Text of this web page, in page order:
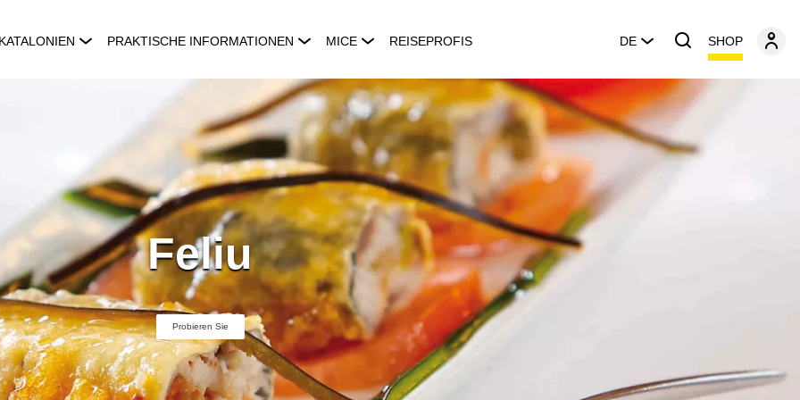
PRAKTISCHE INFORMATIONEN MICE REISEPROFIS DE SHOP
Feliu
Probieren Sie